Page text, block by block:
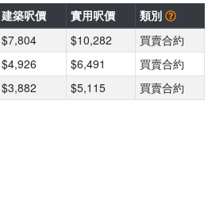
建築呎價 實用呎價
類別
$7,804 $10,282
買賣合約
$4,926 $6,491
買賣合約
$3,882 $5,115 買賣合約